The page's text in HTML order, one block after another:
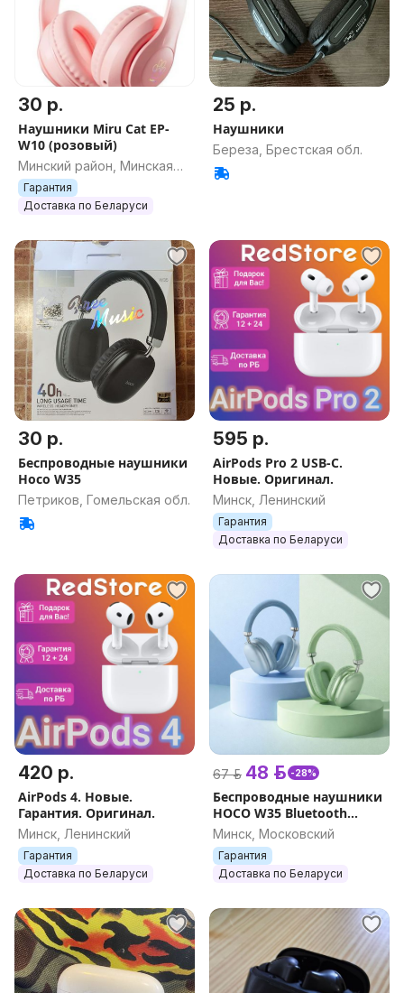
30 р.
Наушники Miru Cat EP-
W10 (розовый)
Минский район, Минская
обл.
Гарантия
Доставка по Беларуси
25 р.
Наушники
Береза, Брестская обл.
30 р.
Беспроводные наушники
Hoco W35
Петриков, Гомельская обл.
595 р.
AirPods Pro 2 USB-C.
Новые. Оригинал.
Минск, Ленинский
Гарантия
Доставка по Беларуси
420 р.
AirPods 4. Новые.
Гарантия. Оригинал.
Минск, Ленинский
Гарантия
Доставка по Беларуси
67 р. 48 р. -28%
Беспроводные наушники
HOCO W35 Bluetooth
(небесно-голубой и
зеленый)
Минск, Московский
Гарантия
Доставка по Беларуси